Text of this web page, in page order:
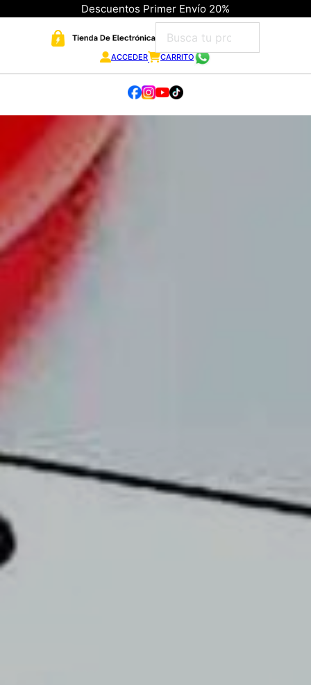
Descuentos Primer Envío 20%
ACCEDER CARRITO